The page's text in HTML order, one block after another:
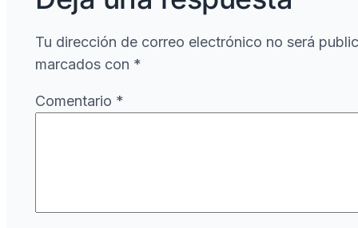
Tu dirección de correo electrónico no será
marcados con *
Comentario *